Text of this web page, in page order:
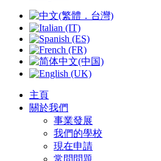
主頁
關於我們
事業發展
我們的學校
現在申請
常問問題